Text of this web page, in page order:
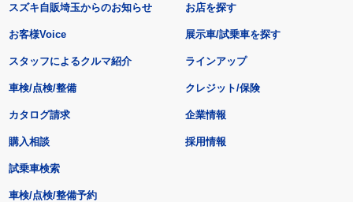
スズキ自販埼玉からのお知らせ
お客様Voice
スタッフによるクルマ紹介
お店を探す
展示車/試乗車を探す
ラインアップ
車検/点検/整備 クレジット/保険
カタログ請求
購入相談
試乗車検索
車検/点検/整備予約
企業情報
採用情報